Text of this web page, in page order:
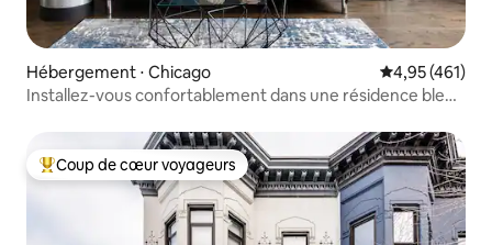
Hébergement ⋅ Chicago Évaluation
4,95 (461)
Installez-vous confortablement dans une résidence bleu
Coups de cœur voyageurs les plus appréciés
Coup de cœur voyageurs